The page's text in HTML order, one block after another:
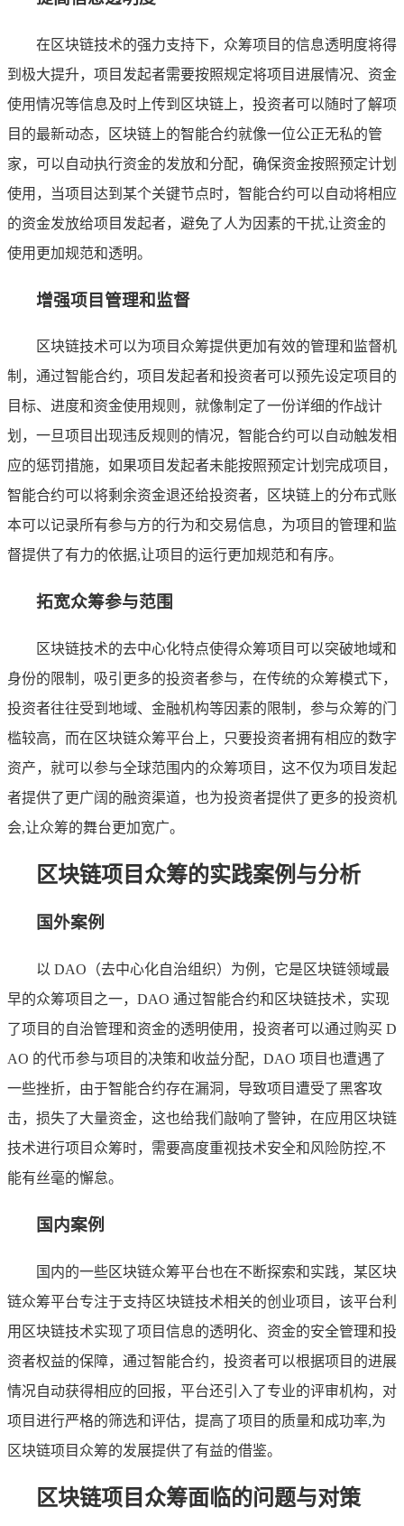
在区块链技术的强力支持下，众筹项目的信息透明度将得
到极大提升，项目发起者需要按照规定将项目进展情况、资金
使用情况等信息及时上传到区块链上，投资者可以随时了解项
目的最新动态，区块链上的智能合约就像一位公正无私的管
家，可以自动执行资金的发放和分配，确保资金按照预定计划
使用，当项目达到某个关键节点时，智能合约可以自动将相应
的资金发放给项目发起者，避免了人为因素的干扰,让资金的
使用更加规范和透明。
增强项目管理和监督
区块链技术可以为项目众筹提供更加有效的管理和监督机
制，通过智能合约，项目发起者和投资者可以预先设定项目的
目标、进度和资金使用规则，就像制定了一份详细的作战计
划，一旦项目出现违反规则的情况，智能合约可以自动触发相
应的惩罚措施，如果项目发起者未能按照预定计划完成项目，
智能合约可以将剩余资金退还给投资者，区块链上的分布式账
本可以记录所有参与方的行为和交易信息，为项目的管理和监
督提供了有力的依据,让项目的运行更加规范和有序。
拓宽众筹参与范围
区块链技术的去中心化特点使得众筹项目可以突破地域和
身份的限制，吸引更多的投资者参与，在传统的众筹模式下，
投资者往往受到地域、金融机构等因素的限制，参与众筹的门
槛较高，而在区块链众筹平台上，只要投资者拥有相应的数字
资产，就可以参与全球范围内的众筹项目，这不仅为项目发起
者提供了更广阔的融资渠道，也为投资者提供了更多的投资机
会,让众筹的舞台更加宽广。
区块链项目众筹的实践案例与分析
国外案例
以 DAO（去中心化自治组织）为例，它是区块链领域最
早的众筹项目之一，DAO 通过智能合约和区块链技术，实现
了项目的自治管理和资金的透明使用，投资者可以通过购买 D
AO 的代币参与项目的决策和收益分配，DAO 项目也遭遇了
一些挫折，由于智能合约存在漏洞，导致项目遭受了黑客攻
击，损失了大量资金，这也给我们敲响了警钟，在应用区块链
技术进行项目众筹时，需要高度重视技术安全和风险防控,不
能有丝毫的懈怠。
国内案例
国内的一些区块链众筹平台也在不断探索和实践，某区块
链众筹平台专注于支持区块链技术相关的创业项目，该平台利
用区块链技术实现了项目信息的透明化、资金的安全管理和投
资者权益的保障，通过智能合约，投资者可以根据项目的进展
情况自动获得相应的回报，平台还引入了专业的评审机构，对
项目进行严格的筛选和评估，提高了项目的质量和成功率,为
区块链项目众筹的发展提供了有益的借鉴。
区块链项目众筹面临的问题与对策